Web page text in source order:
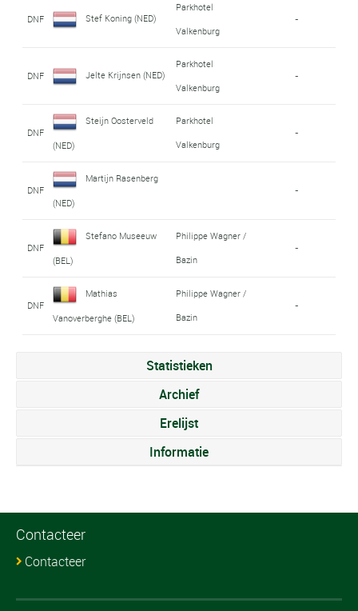
DNF Stef Koning (NED)
Parkhotel
Valkenburg
-
DNF Jelte Krijnsen (NED)
Parkhotel
Valkenburg
-
DNF
Steijn Oosterveld
(NED)
Parkhotel
Valkenburg
-
DNF
Martijn Rasenberg
(NED)
-
DNF
Stefano Museeuw
(BEL)
Philippe Wagner /
Bazin
-
DNF
Mathias
Vanoverberghe (BEL)
Philippe Wagner /
Bazin
-
Statistieken
Archief
Erelijst
Informatie
Contacteer
Contacteer